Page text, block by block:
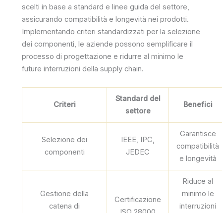
scelti in base a standard e linee guida del settore,
assicurando compatibilità e longevità nei prodotti.
Implementando criteri standardizzati per la selezione
dei componenti, le aziende possono semplificare il
processo di progettazione e ridurre al minimo le
future interruzioni della supply chain.
Criteri
Standard del
settore
Benefici
Selezione dei
componenti
IEEE, IPC,
JEDEC
Garantisce
compatibilità
e longevità
Gestione della
catena di
Certificazione
Riduce al
minimo le
interruzioni